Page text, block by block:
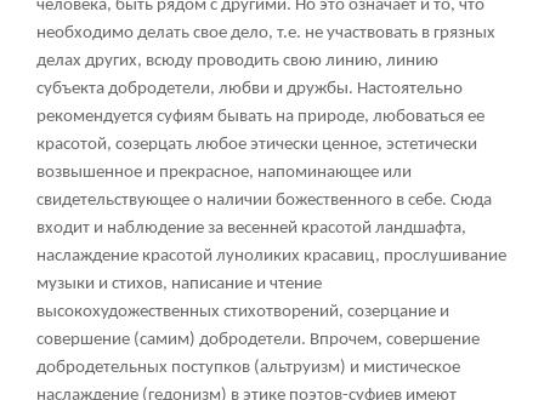
человека, быть рядом с другими. Но это означает и то, что
необходимо делать свое дело, т.е. не участвовать в грязных
делах других, всюду проводить свою линию, линию
субъекта добродетели, любви и дружбы. Настоятельно
рекомендуется суфиям бывать на природе, любоваться ее
красотой, созерцать любое этически ценное, эстетически
возвышенное и прекрасное, напоминающее или
свидетельствующее о наличии божественного в себе. Сюда
входит и наблюдение за весенней красотой ландшафта,
наслаждение красотой луноликих красавиц, прослушивание
музыки и стихов, написание и чтение
высокохудожественных стихотворений, созерцание и
совершение (самим) добродетели. Впрочем, совершение
добродетельных поступков (альтруизм) и мистическое
наслаждение (гедонизм) в этике поэтов-суфиев имеют